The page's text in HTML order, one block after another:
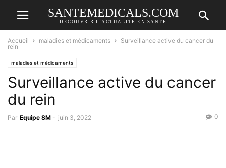
SANTEMEDICALS.COM
DECOUVRIR L'ACTUALITE EN SANTE
Accueil maladies et médicaments
Surveillance active du cancer du
rein
maladies et médicaments
Surveillance active du cancer
du rein
Par Equipe SM - juin 3, 2022 0